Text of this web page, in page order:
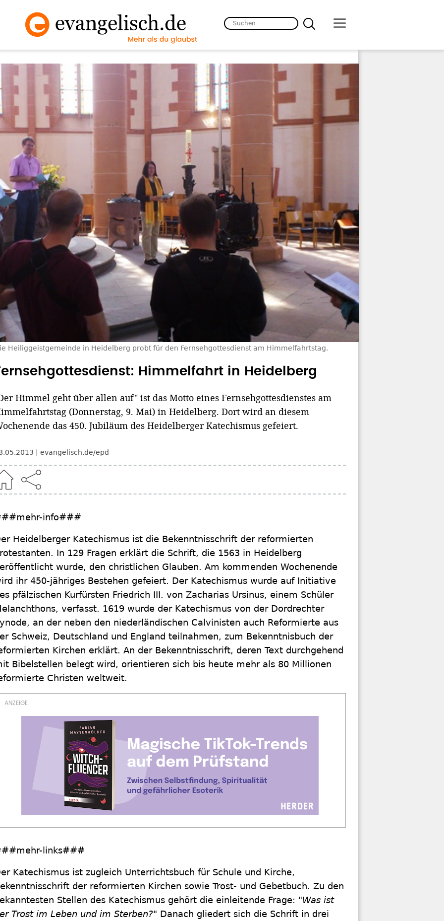
Heiliggeistgemeinde in Heidelberg probt für den Fernsehgottesdienst am Himmelfahrtstag.
Himmelfahrt in Heidelberg
Himmel geht über allen auf" ist das Motto eines Fernsehgottesdienstes am
(Donnerstag, 9. Mai) in Heidelberg. Dort wird an diesem
das 450. Jubiläum des Heidelberger Katechismus gefeiert.
evangelisch.de/epd
info###
Heidelberger Katechismus ist die Bekenntnisschrift der reformierten
In 129 Fragen erklärt die Schrift, die 1563 in Heidelberg
wurde, den christlichen Glauben. Am kommenden Wochenende
ihr 450-jähriges Bestehen gefeiert. Der Katechismus wurde auf Initiative
pfälzischen Kurfürsten Friedrich III. von Zacharias Ursinus, einem Schüler
verfasst. 1619 wurde der Katechismus von der Dordrechter
an der neben den niederländischen Calvinisten auch Reformierte aus
Schweiz, Deutschland und England teilnahmen, zum Bekenntnisbuch der
Kirchen erklärt. An der Bekenntnisschrift, deren Text durchgehend
Bibelstellen belegt wird, orientieren sich bis heute mehr als 80 Millionen
Christen weltweit.
links###
Katechismus ist zugleich Unterrichtsbuch für Schule und Kirche,
der reformierten Kirchen sowie Trost- und Gebetbuch. Zu den
Stellen des Katechismus gehört die einleitende Frage: "Was ist
Trost im Leben und im Sterben?" Danach gliedert sich die Schrift in drei